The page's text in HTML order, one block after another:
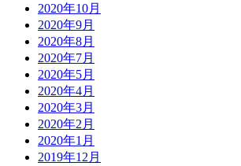
2020年10月
2020年9月
2020年8月
2020年7月
2020年5月
2020年4月
2020年3月
2020年2月
2020年1月
2019年12月